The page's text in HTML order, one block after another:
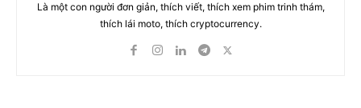
Là một con người đơn giản, thích viết, thích xem phim trinh thám,
thích lái moto, thích cryptocurrency.